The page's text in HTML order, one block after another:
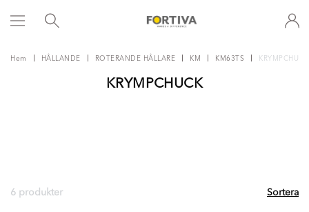
Hem HÅLLANDE ROTERANDE HÅLLARE KM KM63TS KRYMPCHUCK
KRYMPCHUCK
6 produkter Sortera